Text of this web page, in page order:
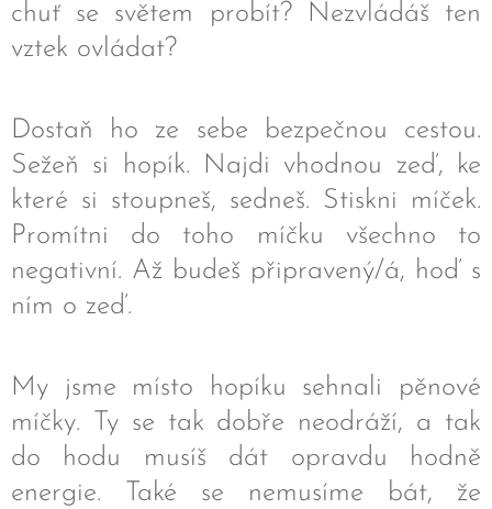
chuť se světem probít? Nezvládáš ten
vztek ovládat?
Dostaň ho ze sebe bezpečnou cestou.
Sežeň si hopík. Najdi vhodnou zeď, ke
které si stoupneš, sedneš. Stiskni míček.
Promítni do toho míčku všechno to
negativní. Až budeš připravený/á, hoď s
ním o zeď.
My jsme místo hopíku sehnali pěnové
míčky. Ty se tak dobře neodráží, a tak
do hodu musíš dát opravdu hodně
energie. Také se nemusíme bát, že